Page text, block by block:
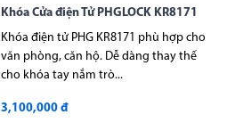
Khóa Cửa điện Tử PHGLOCK KR8171
Khóa điện tử PHG KR8171 phù hợp cho
văn phòng, căn hộ. Dễ dàng thay thế
cho khóa tay nắm trò...
3,100,000 đ